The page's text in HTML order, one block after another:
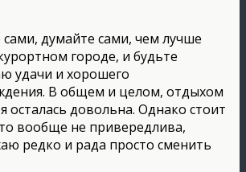
думайте сами, чем лучше
городе, и будьте
удачи и хорошего
В общем и целом, отдыхом
осталась довольна. Однако стоит
вообще не привередлива,
редко и рада просто сменить